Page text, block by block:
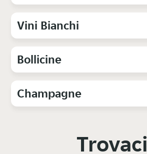
Vini Bianchi
Bollicine
Champagne
Trovaci